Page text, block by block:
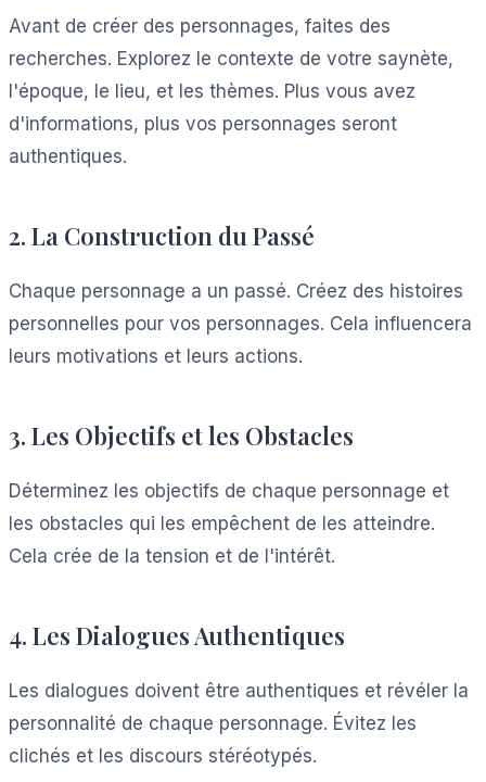
Avant de créer des personnages, faites des
recherches. Explorez le contexte de votre saynète,
l'époque, le lieu, et les thèmes. Plus vous avez
d'informations, plus vos personnages seront
authentiques.
2. La Construction du Passé
Chaque personnage a un passé. Créez des histoires
personnelles pour vos personnages. Cela influencera
leurs motivations et leurs actions.
3. Les Objectifs et les Obstacles
Déterminez les objectifs de chaque personnage et
les obstacles qui les empêchent de les atteindre.
Cela crée de la tension et de l'intérêt.
4. Les Dialogues Authentiques
Les dialogues doivent être authentiques et révéler la
personnalité de chaque personnage. Évitez les
clichés et les discours stéréotypés.